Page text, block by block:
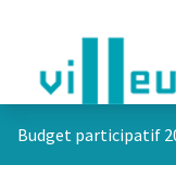
Budget participatif